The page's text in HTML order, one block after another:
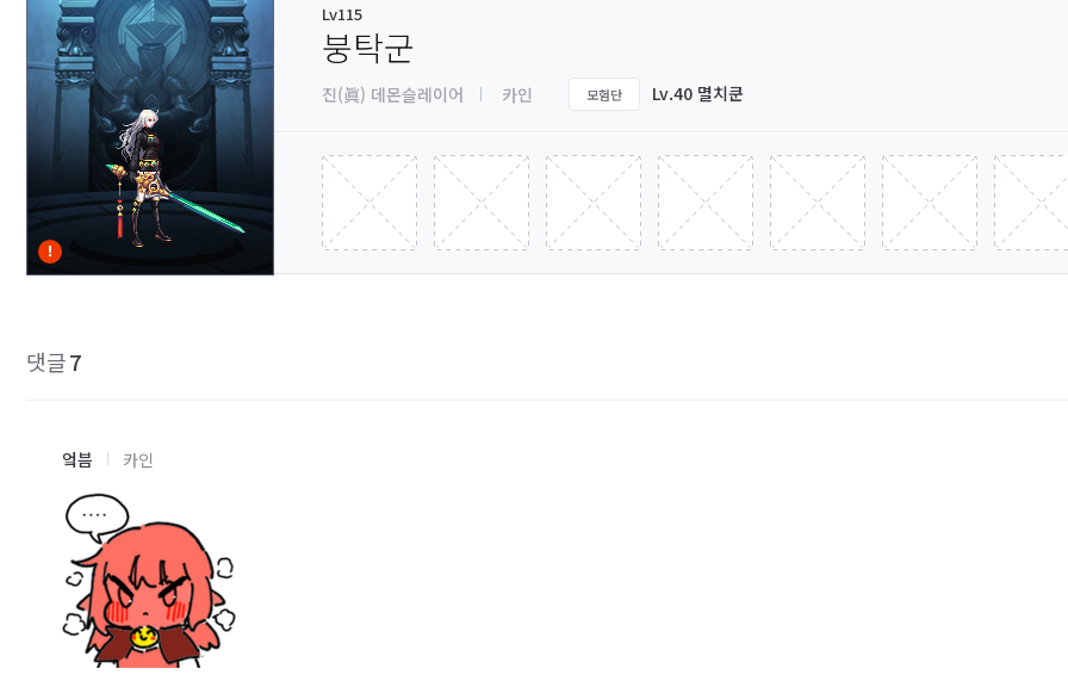
Lv115
붕탁군
진(眞) 데몬슬레이어 카인 모험단 Lv.40 멸치쿤
댓글7
엌븜 카인